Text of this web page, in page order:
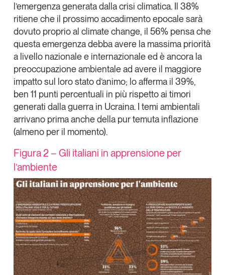
Un anno di
Tendenze2026
Leggi il magazine
Tendenze è il magazine di GS1 Italy che racconta in
modo indipendente il cambiamento e le sfide del largo
consumo e dell’economia a professionisti e
consumatori
GS1 Italy GS1 Italy GS1 Italy
Tendenze
GS1 Italy
l’emergenza generata dalla crisi climatica. Il 38%
ritiene che il prossimo accadimento epocale sarà
dovuto proprio al climate change, il 56% pensa che
questa emergenza debba avere la massima priorità
a livello nazionale e internazionale ed è ancora la
preoccupazione ambientale ad avere il maggiore
impatto sul loro stato d’animo; lo afferma il 39%,
ben 11 punti percentuali in più rispetto ai timori
generati dalla guerra in Ucraina.I temi ambientali
arrivano prima anche della pur temuta inflazione
(almeno per il momento).
Figura 2 – Gli italiani in apprensione per
l’ambiente